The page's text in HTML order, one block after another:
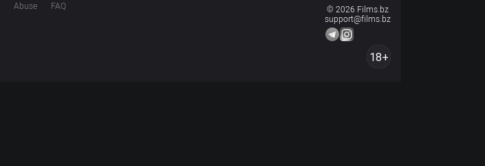
Abuse FAQ
© 2026 Films.bz
support@films.bz
18+